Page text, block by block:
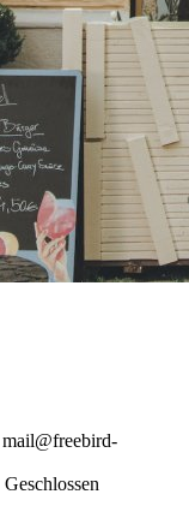
mail@freebird-
Geschlossen